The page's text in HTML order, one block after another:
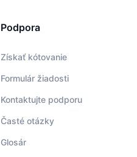
Podpora
Získať kótovanie
Formulár žiadosti
Kontaktujte podporu
Časté otázky
Glosár